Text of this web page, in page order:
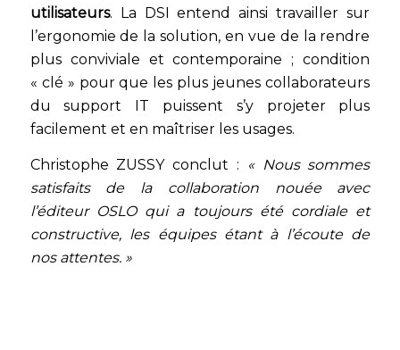
utilisateurs. La DSI entend ainsi travailler sur
l’ergonomie de la solution, en vue de la rendre
plus conviviale et contemporaine ; condition
« clé » pour que les plus jeunes collaborateurs
du support IT puissent s’y projeter plus
facilement et en maîtriser les usages.
Christophe ZUSSY conclut : « Nous sommes
satisfaits de la collaboration nouée avec
l’éditeur OSLO qui a toujours été cordiale et
constructive, les équipes étant à l’écoute de
nos attentes. »